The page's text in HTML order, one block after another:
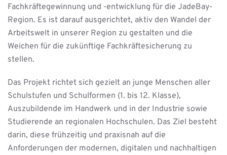
Fachkräftegewinnung und -entwicklung für die JadeBay-
Region. Es ist darauf ausgerichtet, aktiv den Wandel der
Arbeitswelt in unserer Region zu gestalten und die
Weichen für die zukünftige Fachkräftesicherung zu
stellen.
Das Projekt richtet sich gezielt an junge Menschen aller
Schulstufen und Schulformen (1. bis 12. Klasse),
Auszubildende im Handwerk und in der Industrie sowie
Studierende an regionalen Hochschulen. Das Ziel besteht
darin, diese frühzeitig und praxisnah auf die
Anforderungen der modernen, digitalen und nachhaltigen